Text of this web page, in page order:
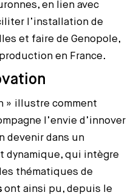
en lien avec
l’installation de
et faire de Genopole,
en France.
» illustre comment
l’envie d’innover
devenir dans un
dynamique, qui intègre
thématiques de
ont ainsi pu, depuis le